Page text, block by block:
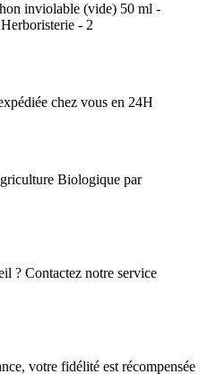
chez vous en 24H
Biologique par
? Contactez notre service
votre fidélité est récompensée